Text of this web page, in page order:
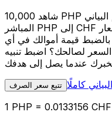
شاهد 10,000 PHP الخاص بك أثناء الحركة. يتتبع الرسم البياني
المباشر PHP إلى CHF الخاص بنا على مدار 12 شهرًا من أسعار
قيمة أموالك في أي
لصالحك؟ اضبط تنبيه
تتبع سعر الصرف كاملًا
1 PHP = 0.0133156 CHF